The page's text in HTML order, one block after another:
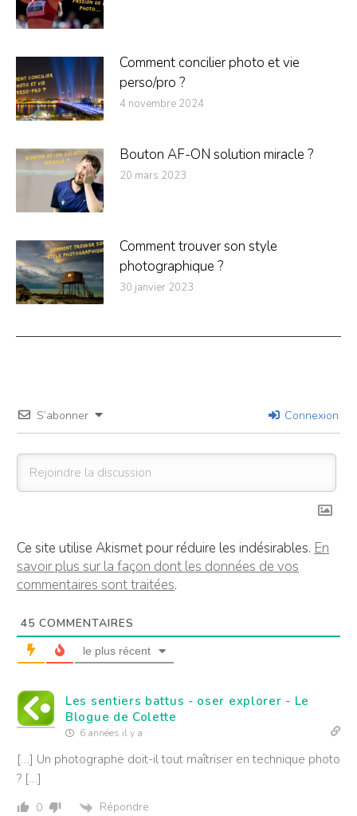
Comment concilier photo et vie
perso/pro ?
4 novembre 2024
Bouton AF-ON solution miracle ?
20 mars 2023
Comment trouver son style
photographique ?
30 janvier 2023
S’abonner Connexion
Ce site utilise Akismet pour réduire les indésirables. En
savoir plus sur la façon dont les données de vos
commentaires sont traitées.
45 COMMENTAIRES
le plus récent
Les sentiers battus - oser explorer - Le
Blogue de Colette
6 années il y a
[…] Un photographe doit-il tout maîtriser en technique photo
? […]
0 Répondre